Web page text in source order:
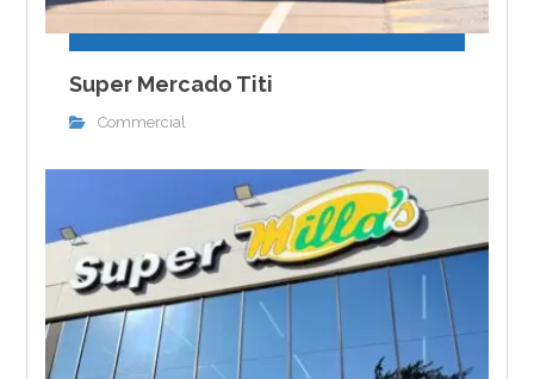
Super Mercado Titi
Commercial